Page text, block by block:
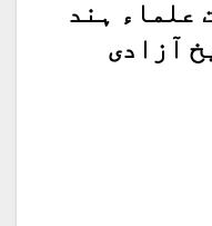
علماء ہند
آزادی